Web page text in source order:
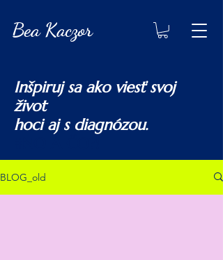
Bea Kaczor
Inšpiruj sa ako viesť svoj
život
hoci aj s diagnózou.
BLOG_old